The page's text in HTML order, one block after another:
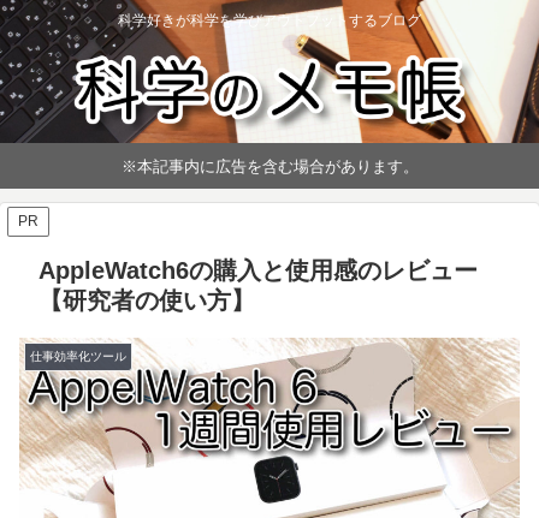
科学好きが科学を学びアウトプットするブログ
※本記事内に広告を含む場合があります。
PR
AppleWatch6の購入と使用感のレビュー
【研究者の使い方】
仕事効率化ツール